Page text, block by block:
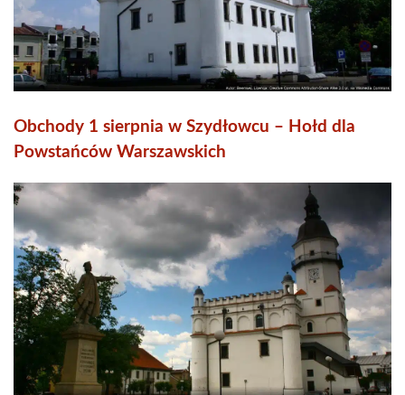
Obchody 1 sierpnia w Szydłowcu – Hołd dla
Powstańców Warszawskich